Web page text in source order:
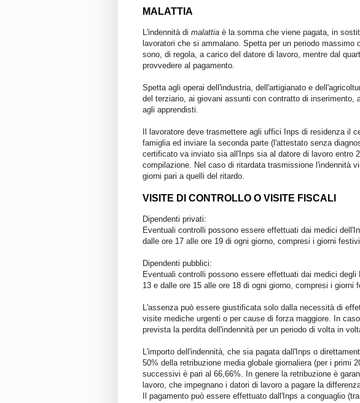
MALATTIA
L'indennità di malattia è la somma che viene pagata, in
lavoratori che si ammalano. Spetta per un periodo massimo
sono, di regola, a carico del datore di lavoro, mentre dal
provvedere al pagamento.
Spetta agli operai dell'industria, dell'artigianato e
del terziario, ai giovani assunti con contratto di inserimento,
agli apprendisti.
Il lavoratore deve trasmettere agli uffici Inps di residenza il
famiglia ed inviare la seconda parte (l'attestato senza
certificato va inviato sia all'Inps sia al datore di lavoro entro
compilazione. Nel caso di ritardata trasmissione l'indennità
giorni pari a quelli del ritardo.
VISITE DI CONTROLLO O VISITE FISCALI
Dipendenti privati:
Eventuali controlli possono essere effettuati dai medici
dalle ore 17 alle ore 19 di ogni giorno, compresi i giorni
Dipendenti pubblici:
Eventuali controlli possono essere effettuati dai medici
13 e dalle ore 15 alle ore 18 di ogni giorno, compresi i giorni
L'assenza può essere giustificata solo dalla necessità di
visite mediche urgenti o per cause di forza maggiore. In
prevista la perdita dell'indennità per un periodo di volta in
L'importo dell'indennità, che sia pagata dall'Inps o
50% della retribuzione media globale giornaliera (per i primi
successivi è pari al 66,66%. In genere la retribuzione è
lavoro, che impegnano i datori di lavoro a pagare la
Il pagamento può essere effettuato dall'Inps a conguaglio